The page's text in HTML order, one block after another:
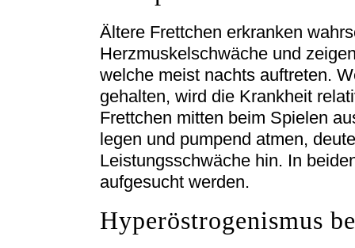
Ältere Frettchen erkranken
Herzmuskelschwäche und
welche meist nachts auftreten.
gehalten, wird die Krankheit
Frettchen mitten beim Spielen
legen und pumpend atmen,
Leistungsschwäche hin. In
aufgesucht werden.
Hyperöstrogenismus